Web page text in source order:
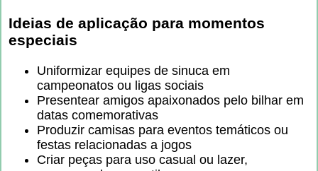
Ideias de aplicação para momentos
especiais
Uniformizar equipes de sinuca em
campeonatos ou ligas sociais
Presentear amigos apaixonados pelo bilhar em
datas comemorativas
Produzir camisas para eventos temáticos ou
festas relacionadas a jogos
Criar peças para uso casual ou lazer,